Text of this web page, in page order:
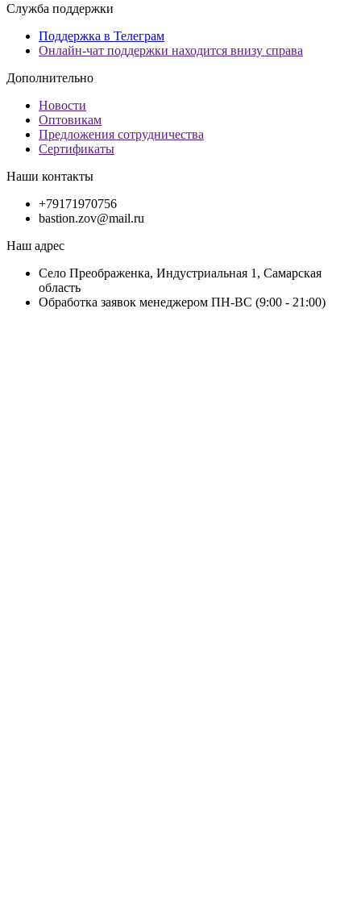
Служба поддержки
Поддержка в Телеграм
Онлайн-чат поддержки находится внизу справа
Дополнительно
Новости
Оптовикам
Предложения сотрудничества
Сертификаты
Наши контакты
+79171970756
bastion.zov@mail.ru
Наш адрес
Село Преображенка, Индустриальная 1, Самарская
область
Обработка заявок менеджером ПН-ВС (9:00 - 21:00)